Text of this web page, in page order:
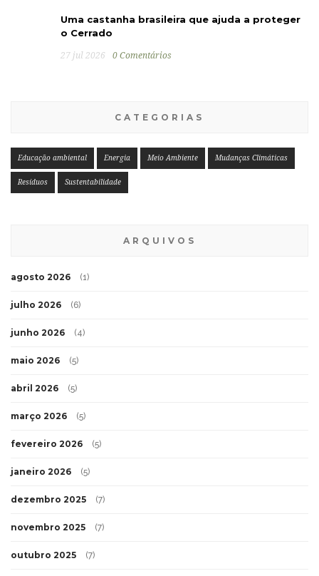
Uma castanha brasileira que ajuda a proteger
o Cerrado
27 jul 2026 0 Comentários
CATEGORIAS
Educação ambiental Energia Meio Ambiente Mudanças Climáticas
Resíduos Sustentabilidade
ARQUIVOS
agosto 2026 (1)
julho 2026 (6)
junho 2026 (4)
maio 2026 (5)
abril 2026 (5)
março 2026 (5)
fevereiro 2026 (5)
janeiro 2026 (5)
dezembro 2025 (7)
novembro 2025 (7)
outubro 2025 (7)